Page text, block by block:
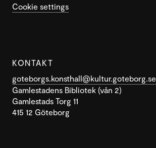
Cookie settings
KONTAKT
goteborgs.konsthall@kultur.goteborg.se
Gamlestadens Bibliotek (vån 2)
Gamlestads Torg 11
415 12 Göteborg